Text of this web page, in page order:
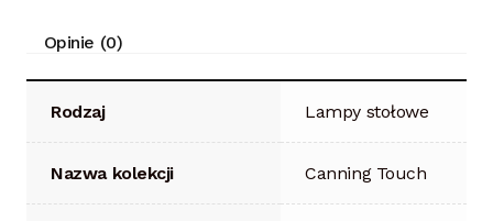
Opinie (0)
Rodzaj Lampy stołowe
Nazwa kolekcji Canning Touch